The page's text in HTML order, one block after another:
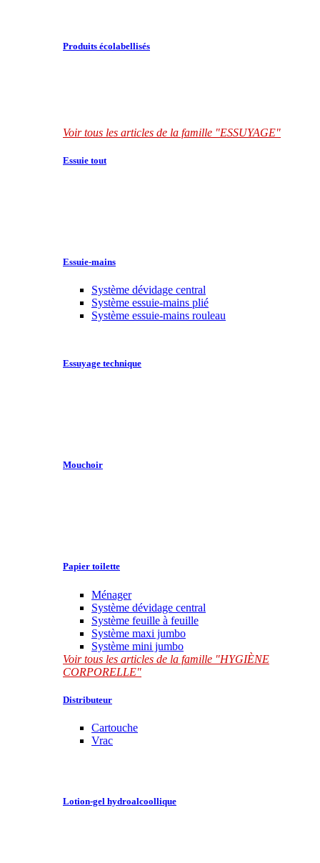
Produits écolabellisés
Voir tous les articles de la famille "ESSUYAGE"
Essuie tout
Essuie-mains
Système dévidage central
Système essuie-mains plié
Système essuie-mains rouleau
Essuyage technique
Mouchoir
Papier toilette
Ménager
Système dévidage central
Système feuille à feuille
Système maxi jumbo
Système mini jumbo
Voir tous les articles de la famille "HYGIÈNE
CORPORELLE"
Distributeur
Cartouche
Vrac
Lotion-gel hydroalcoollique